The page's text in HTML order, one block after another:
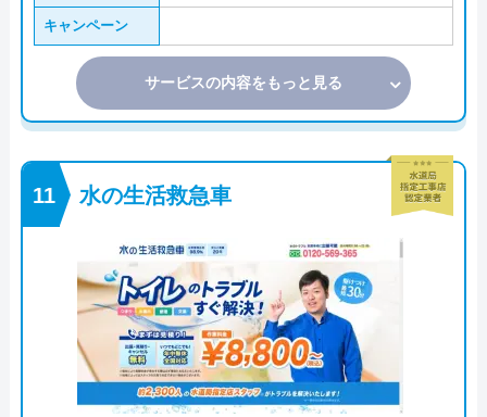
キャンペーン
サービスの内容をもっと見る
水の生活救急車